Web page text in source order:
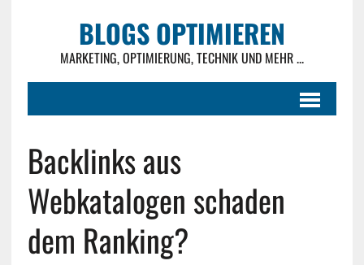
BLOGS OPTIMIEREN
MARKETING, OPTIMIERUNG, TECHNIK UND MEHR ...
Backlinks aus
Webkatalogen schaden
dem Ranking?